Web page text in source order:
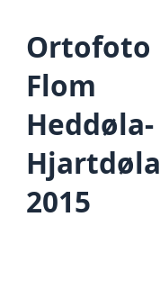
Ortofoto
Flom
Heddøla-
Hjartdøla
2015